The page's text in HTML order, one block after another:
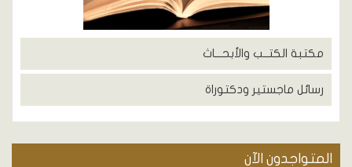
مكتبة الكتــب والأبحـــاث
رسائل ماجستير ودكتوراة
المتواجدون الآن